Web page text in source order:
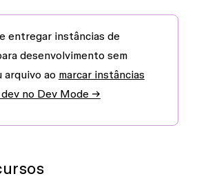
entregar instâncias de
desenvolvimento sem
arquivo ao marcar instâncias
no Dev Mode →